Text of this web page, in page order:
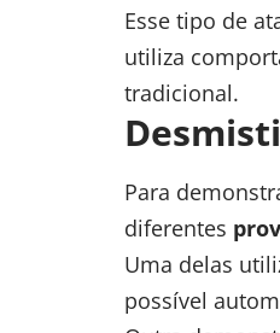
Esse tipo de
utiliza
tradicional.
Para
diferentes
Uma delas
possível